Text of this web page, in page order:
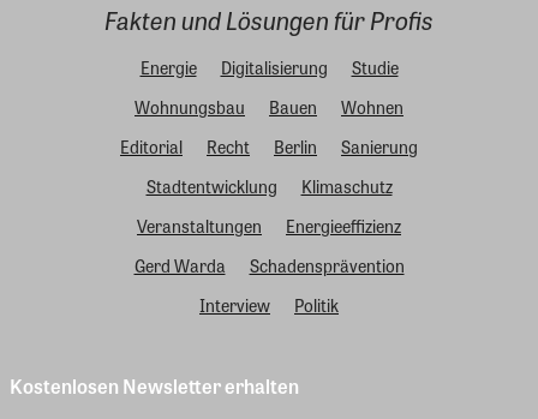
Fakten und Lösungen für Profis
Energie Digitalisierung
Studie
Wohnungsbau
Bauen
Wohnen
Editorial
Recht Berlin
Sanierung
Stadtentwicklung
Klimaschutz
Veranstaltungen
Energieeffizienz
Gerd Warda
Schadensprävention
Interview
Politik
Kostenlosen Newsletter erhalten